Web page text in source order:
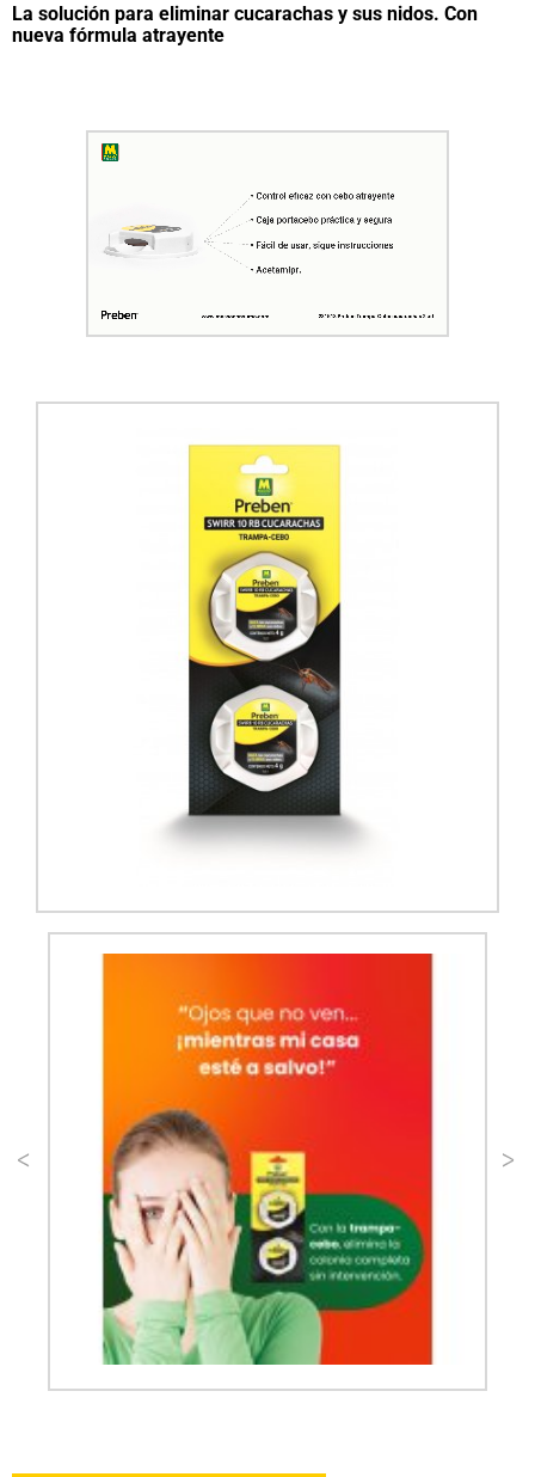
La solución para eliminar cucarachas y sus nidos. Con
nueva fórmula atrayente